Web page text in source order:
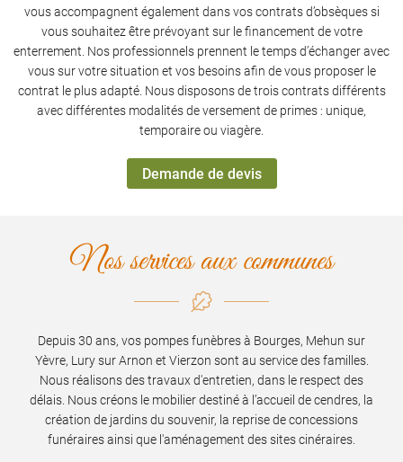
MARBRERIE
Rejoignez-
vous accompagnent également dans vos contrats d’obsèques si
vous souhaitez être prévoyant sur le financement de votre
enterrement. Nos professionnels prennent le temps d’échanger avec
vous sur votre situation et vos besoins afin de vous proposer le
contrat le plus adapté. Nous disposons de trois contrats différents
avec différentes modalités de versement de primes : unique,
temporaire ou viagère.
Demande de devis
Nos services aux communes
Depuis 30 ans, vos pompes funèbres à Bourges, Mehun sur
Yèvre, Lury sur Arnon et Vierzon sont au service des familles.
Nous réalisons des travaux d'entretien, dans le respect des
délais. Nous créons le mobilier destiné à l’accueil de cendres, la
création de jardins du souvenir, la reprise de concessions
funéraires ainsi que l'aménagement des sites cinéraires.